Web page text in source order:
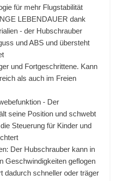
für mehr Flugstabilität
LEBENDAUER dank
- der Hubschrauber
und ABS und übersteht
und Fortgeschrittene. Kann
als auch im Freien
- Der
seine Position und schwebt
Steuerung für Kinder und
Der Hubschrauber kann in
Geschwindigkeiten geflogen
dadurch schneller oder träger